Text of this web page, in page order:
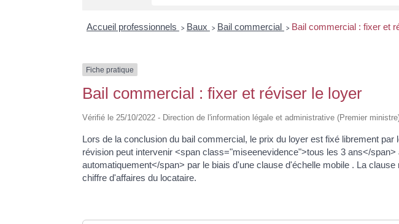
Accueil professionnels > Baux > Bail commercial > Bail commercial : fixer et
Fiche pratique
Bail commercial : fixer et réviser le loyer
Vérifié le 25/10/2022 - Direction de l'information légale et administrative (Premier
Lors de la conclusion du bail commercial, le prix du loyer est fixé librement
révision peut intervenir <span class="miseenevidence">tous les 3 ans</
automatiquement</span> par le biais d'une clause d'échelle mobile . La
chiffre d'affaires du locataire.